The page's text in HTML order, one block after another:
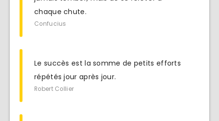
chaque chute.
Confucius
Le succès est la somme de petits efforts
répétés jour après jour.
Robert Collier